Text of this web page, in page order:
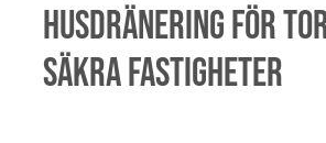
Husdränering för
säkra fastigheter